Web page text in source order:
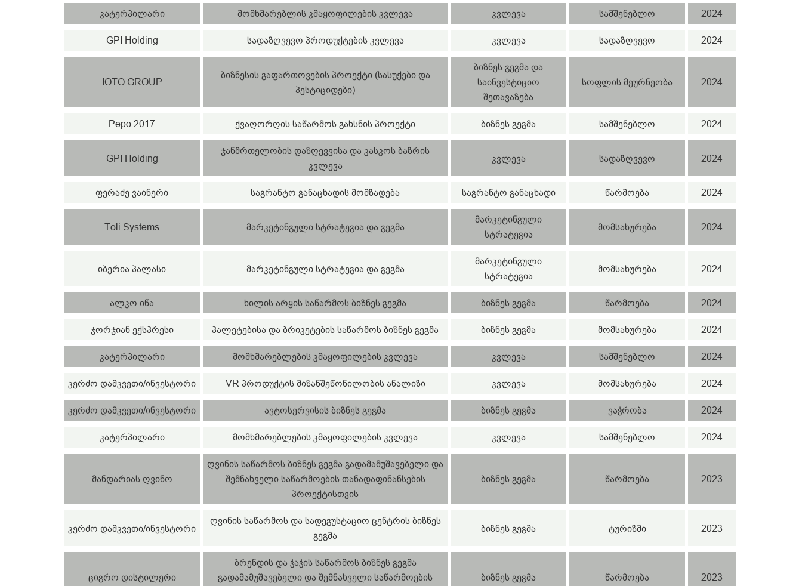
კატერპილარი მომხმარებლის კმაყოფილების კვლევა კვლევა სამშენებლო 2024
GPI Holding სადაზღვევო პროდუქტების კვლევა კვლევა სადაზღვევო 2024
IOTO GROUP
ბიზნესის გაფართოვების პროექტი (სასუქები და
პესტიციდები)
ბიზნეს გეგმა და
საინვესტიციო
შეთავაზება
სოფლის მეურნეობა 2024
Pepo 2017 ქვაღორღის საწარმოს გახსნის პროექტი ბიზნეს გეგმა სამშენებლო 2024
GPI Holding
ჯანმრთელობის დაზღევვისა და კასკოს ბაზრის
კვლევა
კვლევა სადაზღვევო 2024
ფერაძე ვაინერი საგრანტო განაცხადის მომზადება საგრანტო განაცხადი წარმოება 2024
Toli Systems მარკეტინგული სტრატეგია და გეგმა
მარკეტინგული
სტრატეგია
მომსახურება 2024
იბერია პალასი მარკეტინგული სტრატეგია და გეგმა
მარკეტინგული
სტრატეგია
მომსახურება 2024
ალკო იწა ხილის არყის საწარმოს ბიზნეს გეგმა ბიზნეს გეგმა წარმოება 2024
ჯორჯიან ექსპრესი პალეტებისა და ბრიკეტების საწარმოს ბიზნეს გეგმა ბიზნეს გეგმა მომსახურება 2024
კატერპილარი მომხმარებლების კმაყოფილების კვლევა კვლევა სამშენებლო 2024
კერძო დამკვეთი/ინვესტორი VR პროდუქტის მიზანშეწონილობის ანალიზი კვლევა მომსახურება 2024
კერძო დამკვეთი/ინვესტორი ავტოსერვისის ბიზნეს გეგმა ბიზნეს გეგმა ვაჭრობა 2024
კატერპილარი მომხმარებლების კმაყოფილების კვლევა კვლევა სამშენებლო 2024
მანდარიას ღვინო
ღვინის საწარმოს ბიზნეს გეგმა გადამამუშავებელი და
შემნახველი საწარმოების თანადაფინანსების
პროექტისთვის
ბიზნეს გეგმა წარმოება 2023
კერძო დამკვეთი/ინვესტორი
ღვინის საწარმოს და სადეგუსტაციო ცენტრის ბიზნეს
გეგმა
ბიზნეს გეგმა ტურიზმი 2023
ციგრო დისტილერი
ბრენდის და ჭაჭის საწარმოს ბიზნეს გეგმა
გადამამუშავებელი და შემნახველი საწარმოების
ბიზნეს გეგმა წარმოება 2023